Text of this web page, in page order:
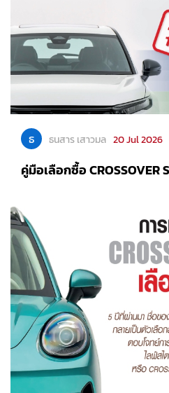
ธ ธนสาร เสาวมล 20 Jul 2026
คู่มือเลือกซื้อ CROSSOVER